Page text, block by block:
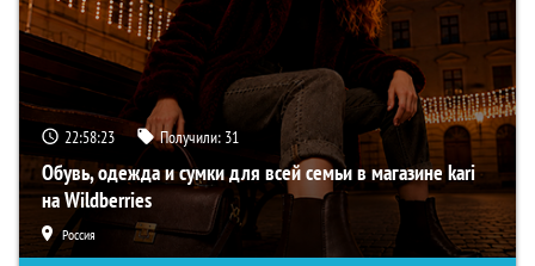
22:58:22 Получили: 31
Обувь, одежда и сумки для всей семьи в магазине kari
на Wildberries
Россия